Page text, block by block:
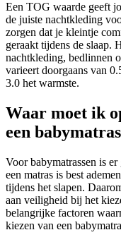
Een TOG waarde geeft
de juiste nachtkleding
zorgen dat je kleintje
geraakt tijdens de slaap.
nachtkleding, bedlinnen
varieert doorgaans van
3.0 het warmste.
Waar moet ik
een
Voor babymatrassen is
een matras is best
tijdens het slapen.
aan veiligheid bij het
belangrijke factoren
kiezen van een